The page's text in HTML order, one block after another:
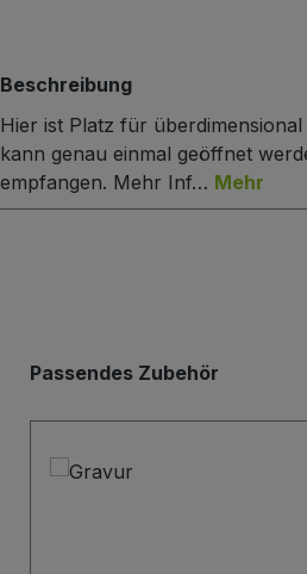
Beschreibung
Hier ist Platz für
kann genau einmal geöffnet
empfangen. Mehr Inf… Mehr
Produktgalerie überspringen
Passendes Zubehör